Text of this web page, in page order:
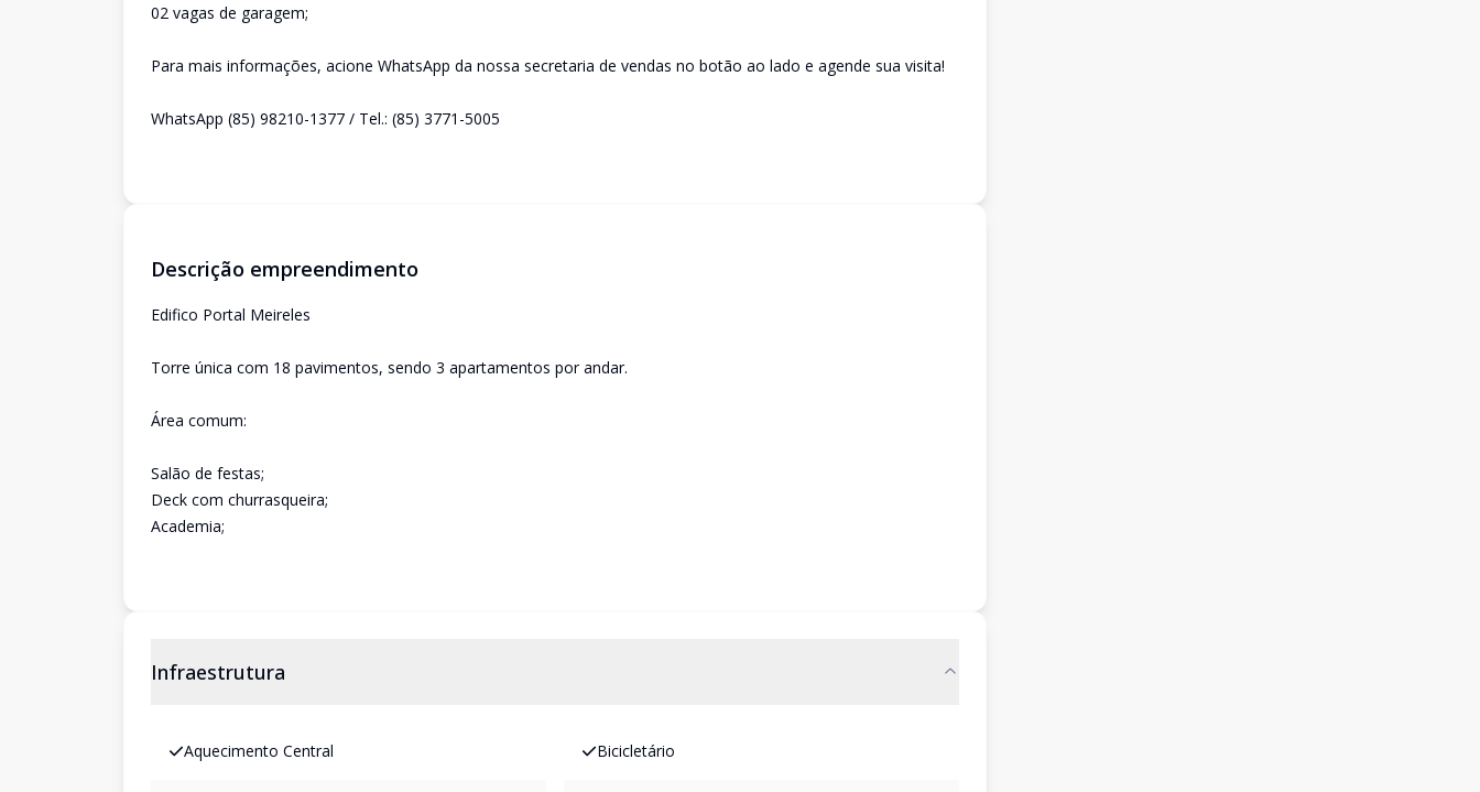
02 vagas de garagem;
Para mais informações, acione WhatsApp da nossa secretaria de vendas no botão ao lado e agende sua visita!
WhatsApp (85) 98210-1377 / Tel.: (85) 3771-5005
Descrição empreendimento
Edifico Portal Meireles
Torre única com 18 pavimentos, sendo 3 apartamentos por andar.
Área comum:
Salão de festas;
Deck com churrasqueira;
Academia;
Infraestrutura
Aquecimento Central Bicicletário